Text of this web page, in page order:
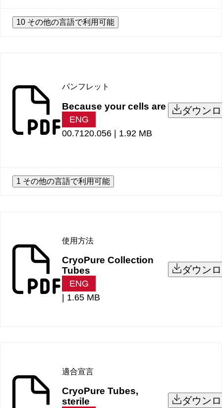
10 その他の言語で利用可能
パンフレット
Because your cells are
ENG
00.7120.056 | 1.92 MB
ダウン
1 その他の言語で利用可能
使用方法
CryoPure Collection
Tubes
ENG
1.65 MB
ダウン
適合宣言
CryoPure Tubes,
sterile
ダウン